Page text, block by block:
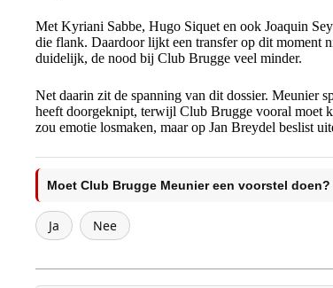
Met Kyriani Sabbe, Hugo Siquet en ook Joaquin
die flank. Daardoor lijkt een transfer op dit moment
duidelijk, de nood bij Club Brugge veel minder.
Net daarin zit de spanning van dit dossier. Meunier
heeft doorgeknipt, terwijl Club Brugge vooral moet
zou emotie losmaken, maar op Jan Breydel beslist
Moet Club Brugge Meunier een voorstel doen?
Ja Nee